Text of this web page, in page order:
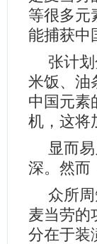
等很多元
能捕获中
张计
米饭、油
中国元素
机，这将
显而
深。然而
众所
麦当劳的
分在于装